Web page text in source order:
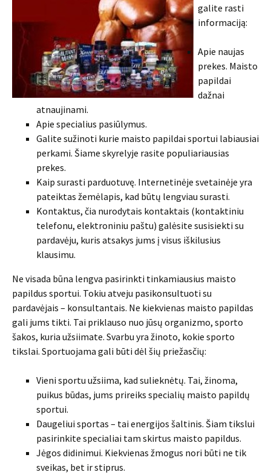
galite rasti
informaciją:
Apie naujas
prekes. Maisto
papildai
dažnai
atnaujinami.
Apie specialius pasiūlymus.
Galite sužinoti kurie maisto papildai sportui labiausiai
perkami. Šiame skyrelyje rasite populiariausias
prekes.
Kaip surasti parduotuvę. Internetinėje svetainėje yra
pateiktas žemėlapis, kad būtų lengviau surasti.
Kontaktus, čia nurodytais kontaktais (kontaktiniu
telefonu, elektroniniu paštu) galėsite susisiekti su
pardavėju, kuris atsakys jums į visus iškilusius
klausimu.
Ne visada būna lengva pasirinkti tinkamiausius maisto
papildus sportui. Tokiu atveju pasikonsultuoti su
pardavėjais – konsultantais. Ne kiekvienas maisto papildas
gali jums tikti. Tai priklauso nuo jūsų organizmo, sporto
šakos, kuria užsiimate. Svarbu yra žinoto, kokie sporto
tikslai. Sportuojama gali būti dėl šių priežasčių:
Vieni sportu užsiima, kad sulieknėtų. Tai, žinoma,
puikus būdas, jums prireiks specialių maisto papildų
sportui.
Daugeliui sportas – tai energijos šaltinis. Šiam tikslui
pasirinkite specialiai tam skirtus maisto papildus.
Jėgos didinimui. Kiekvienas žmogus nori būti ne tik
sveikas, bet ir stiprus.